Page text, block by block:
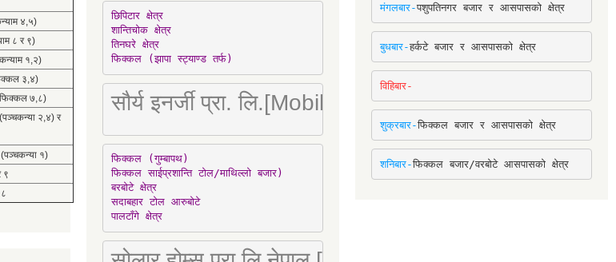
४,५)
८ र ९)
१,२)
३,४)
७,८)
२,४) र
१)
९
छिपिटार क्षेत्र
शान्तिचोक क्षेत्र
तिनघरे क्षेत्र
फिक्कल (झापा स्ट्याण्ड तर्फ)
सौर्य इनर्जी प्रा. लि.[Mobile : 9842780266]
फिक्कल (गुम्बापथ)
फिक्कल साईप्रशान्ति टोल/माथिल्लो बजार)
बरबोटे क्षेत्र
सदाबहार टोल आरुबोटे
पालटाँगे क्षेत्र
मंगलबार-पशुपतिनगर बजार र आसपासको क्षेत्र
बुधबार-हर्कटे बजार र आसपासको क्षेत्र
विहिबार-
शुक्रबार-फिक्कल बजार र आसपासको क्षेत्र
शनिबार-फिक्कल बजार/वरबोटे आसपासको क्षेत्र